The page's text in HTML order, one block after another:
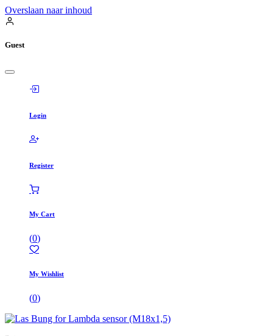
Overslaan naar inhoud
Guest
Login
Register
My Cart
(0)
My Wishlist
(0)